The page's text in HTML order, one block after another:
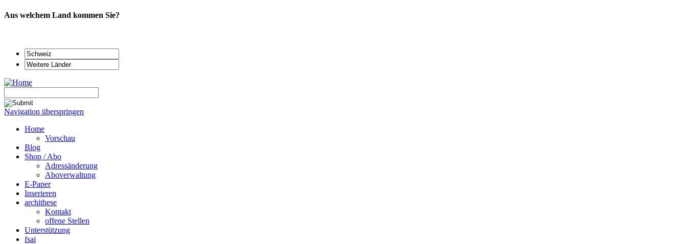
Aus welchem Land kommen Sie?
Navigation überspringen
Home
Vorschau
Blog
Shop / Abo
Adressänderung
Aboverwaltung
E-Paper
Inserieren
archithese
Kontakt
offene Stellen
Unterstützung
fsai